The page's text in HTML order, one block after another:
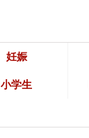
妊娠
小学生